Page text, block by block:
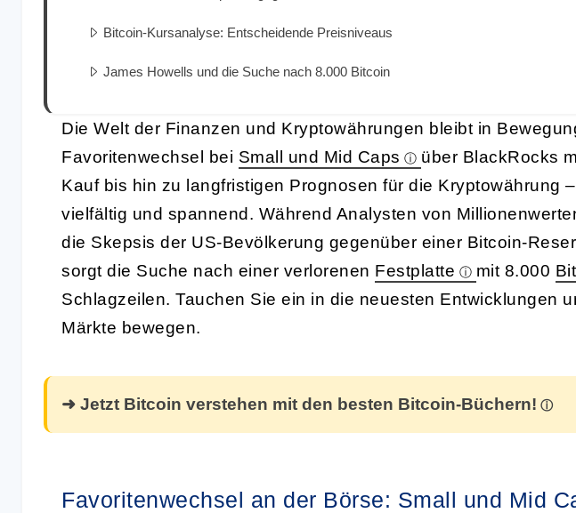
Bitcoin-Kursanalyse: Entscheidende Preisniveaus
James Howells und die Suche nach 8.000 Bitcoin
Die Welt der Finanzen und Kryptowährungen bleibt in
Favoritenwechsel bei Small und Mid Caps über BlackRocks
Kauf bis hin zu langfristigen Prognosen für die Kryptowährung
vielfältig und spannend. Während Analysten von
die Skepsis der US-Bevölkerung gegenüber einer Bitcoin-
sorgt die Suche nach einer verlorenen Festplatte mit 8.000
Schlagzeilen. Tauchen Sie ein in die neuesten Entwicklungen
Märkte bewegen.
➜ Jetzt Bitcoin verstehen mit den besten Bitcoin-Büchern!
Favoritenwechsel an der Börse: Small und Mid